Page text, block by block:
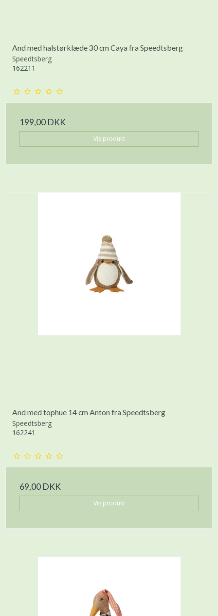
And med halstørklæde 30 cm Caya fra Speedtsberg
Speedtsberg
162211
199,00 DKK
Vis produkt
And med tophue 14 cm Anton fra Speedtsberg
Speedtsberg
162241
69,00 DKK
Vis produkt